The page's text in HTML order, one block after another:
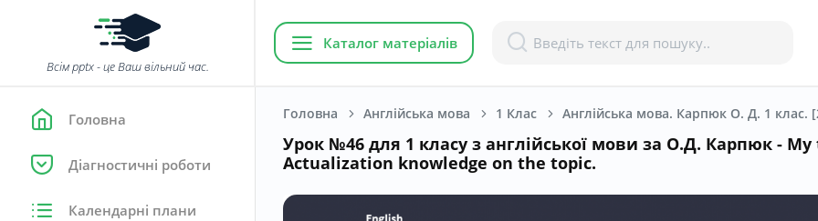
Всім pptx - це Ваш вільний час.
Головна
Діагностичні роботи
Календарні плани
Каталог матеріалів
Головна Англійська мова 1 Клас Англійська мова. Карпюк О. Д. 1 клас.
Урок №46 для 1 класу з англійської мови за О.Д. Карпюк - My
Actualization knowledge on the topic.